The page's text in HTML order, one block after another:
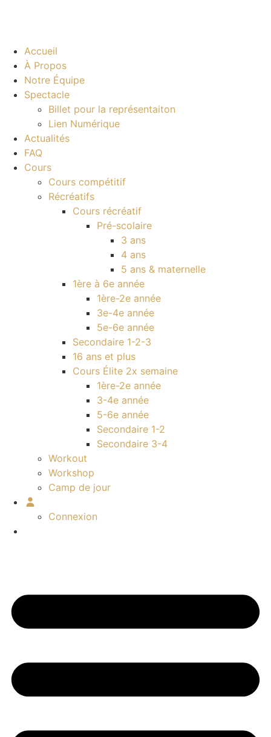
Accueil
À Propos
Notre Équipe
Spectacle
Billet pour la représentaiton
Lien Numérique
Actualités
FAQ
Cours
Cours compétitif
Récréatifs
Cours récréatif
Pré-scolaire
3 ans
4 ans
5 ans & maternelle
1ère à 6e année
1ère-2e année
3e-4e année
5e-6e année
Secondaire 1-2-3
16 ans et plus
Cours Élite 2x semaine
1ère-2e année
3-4e année
5-6e année
Secondaire 1-2
Secondaire 3-4
Workout
Workshop
Camp de jour
Connexion